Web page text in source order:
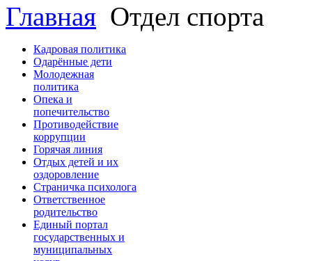
Главная Отдел спорта
Кадровая политика
Одарённые дети
Молодежная
политика
Опека и
попечительство
Противодействие
коррупции
Горячая линия
Отдых детей и их
оздоровление
Страничка психолога
Ответственное
родительство
Единый портал
государственных и
муниципальных